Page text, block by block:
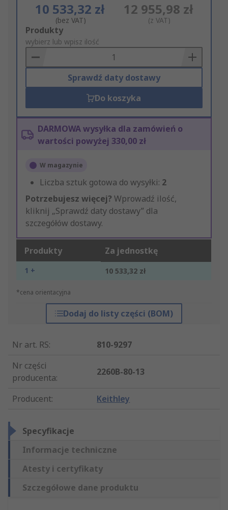
10 533,32 zł
(bez VAT)
12 955,98 zł
(z VAT)
Add
to
Basket
Produkty
wybierz lub wpisz ilość
Sprawdź daty dostawy
Do koszyka
DARMOWA wysyłka dla zamówień o
wartości powyżej 330,00 zł
W magazynie
Liczba sztuk gotowa do wysyłki: 2
Potrzebujesz więcej? Wprowadź ilość,
kliknij „Sprawdź daty dostawy” dla
szczegółów dostawy.
Produkty Za jednostkę
1 + 10 533,32 zł
*cena orientacyjna
Dodaj do listy części (BOM)
Nr art. RS:
810-9297
Nr części
producenta:
2260B-80-13
Producent: Keithley
Specyfikacje
Informacje techniczne
Atesty i certyfikaty
Szczegółowe dane produktu